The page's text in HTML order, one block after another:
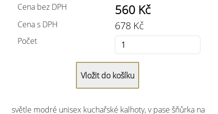
Cena bez DPH
560 Kč
Cena s DPH 678 Kč
Počet
světle modré unisex kuchařské kalhoty, v pase šňůrka na